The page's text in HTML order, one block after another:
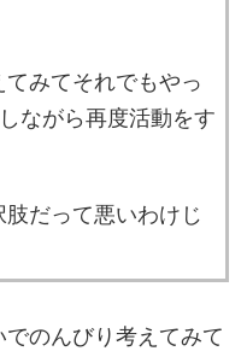
みてそれでもやっ
ながら再度活動をす
だって悪いわけじ
のんびり考えてみて